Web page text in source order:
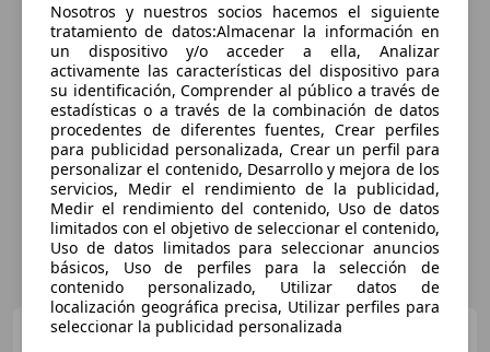
BMW 116116d
Nosotros y nuestros socios hacemos el siguiente
tratamiento de datos:Almacenar la información en
un dispositivo y/o acceder a ella, Analizar
activamente las características del dispositivo para
su identificación, Comprender al público a través de
estadísticas o a través de la combinación de datos
procedentes de diferentes fuentes, Crear perfiles
para publicidad personalizada, Crear un perfil para
personalizar el contenido, Desarrollo y mejora de los
servicios, Medir el rendimiento de la publicidad,
Medir el rendimiento del contenido, Uso de datos
limitados con el objetivo de seleccionar el contenido,
Uso de datos limitados para seleccionar anuncios
básicos, Uso de perfiles para la selección de
contenido personalizado, Utilizar datos de
localización geográfica precisa, Utilizar perfiles para
seleccionar la publicidad personalizada